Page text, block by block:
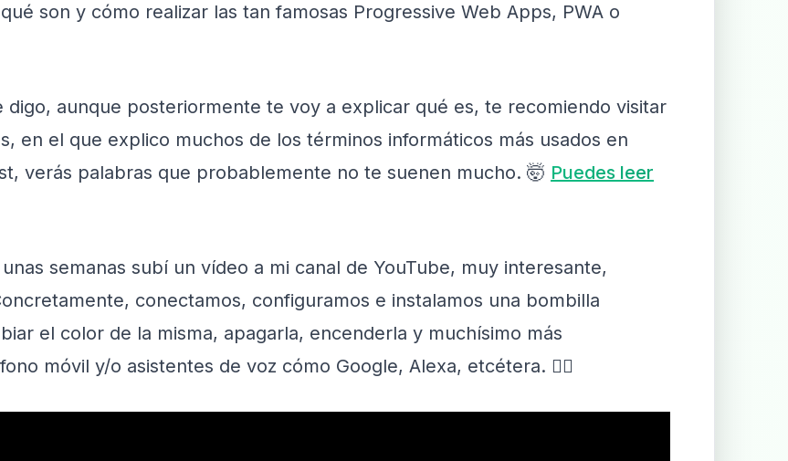
son y cómo realizar las tan famosas Progressive Web Apps, PWA o
aunque posteriormente te voy a explicar qué es, te recomiendo visitar
en el que explico muchos de los términos informáticos más usados en
verás palabras que probablemente no te suenen mucho. 🤯 Puedes leer
semanas subí un vídeo a mi canal de YouTube, muy interesante,
conectamos, configuramos e instalamos una bombilla
el color de la misma, apagarla, encenderla y muchísimo más
móvil y/o asistentes de voz cómo Google, Alexa, etcétera. 👇🏻